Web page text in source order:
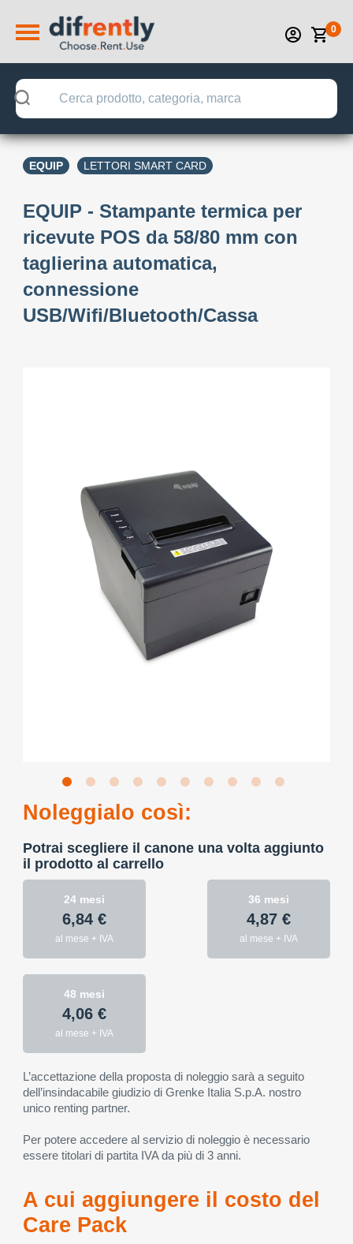
0
EQUIP LETTORI SMART CARD
EQUIP - Stampante termica per
ricevute POS da 58/80 mm con
taglierina automatica,
connessione
USB/Wifi/Bluetooth/Cassa
Noleggialo così:
Potrai scegliere il canone una volta aggiunto
il prodotto al carrello
24 mesi
6,84 €
al mese + IVA
36 mesi
4,87 €
al mese + IVA
48 mesi
4,06 €
al mese + IVA
L’accettazione della proposta di noleggio sarà a seguito
dell’insindacabile giudizio di Grenke Italia S.p.A. nostro
unico renting partner.
Per potere accedere al servizio di noleggio è necessario
essere titolari di partita IVA da più di 3 anni.
A cui aggiungere il costo del
Care Pack